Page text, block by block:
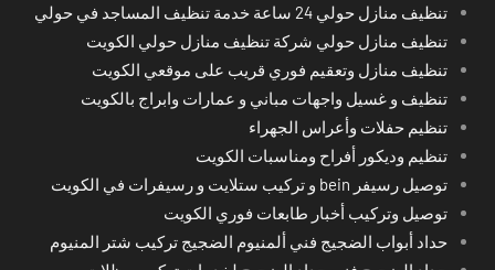
تنظيف منازل حولي 24 ساعة خدمة تنظيف المساجد في حولي
تنظيف منازل حولي شركة تنظيف منازل حولي الكويت
تنظيف منازل وتعقيم فوري قريب على موقعي الكويت
تنظيف و غسيل واجهات مباني و عمارات وابراج بالكويت
تنظيم حفلات وأعراس الجهراء
تنظيم وديكور أفراح ومناسبات الكويت
توصيل رسيفر bein و تركيب ستلايت و رسيفرات في الكويت
توصيل وتركيب أخبار طابعات فوري الكويت
حداد أبواب الضجيج فني ألمنيوم الضجيج تركيب شتر المنيوم